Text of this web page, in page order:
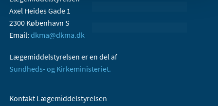
Axel Heides Gade 1
2300 København S
Email: dkma@dkma.dk
Lægemiddelstyrelsen er en del af
Sundheds- og Kirkeministeriet.
Kontakt Lægemiddelstyrelsen